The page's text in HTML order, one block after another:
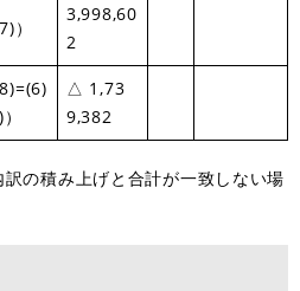
）
3,998,60
2
△ 1,73
9,382
積み上げと合計が一致しない場